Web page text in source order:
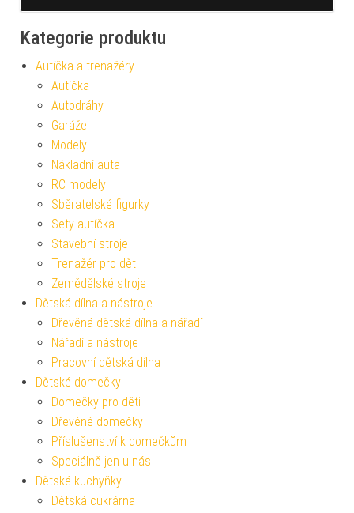
Kategorie produktu
Autíčka a trenažéry
Autíčka
Autodráhy
Garáže
Modely
Nákladní auta
RC modely
Sběratelské figurky
Sety autíčka
Stavební stroje
Trenažér pro děti
Zemědělské stroje
Dětská dílna a nástroje
Dřevěná dětská dílna a nářadí
Nářadí a nástroje
Pracovní dětská dílna
Dětské domečky
Domečky pro děti
Dřevěné domečky
Příslušenství k domečkům
Speciálně jen u nás
Dětské kuchyňky
Dětská cukrárna